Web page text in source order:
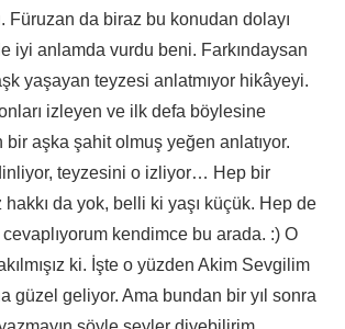
Füruzan da biraz bu konudan dolayı
iyi anlamda vurdu beni. Farkındaysan
yaşayan teyzesi anlatmıyor hikâyeyi.
izleyen ve ilk defa böylesine
bir aşka şahit olmuş yeğen anlatıyor.
teyzesini o izliyor… Hep bir
da yok, belli ki yaşı küçük. Hep de
kendimce bu arada. :) O
ki. İşte o yüzden Akim Sevgilim
güzel geliyor. Ama bundan bir yıl sonra